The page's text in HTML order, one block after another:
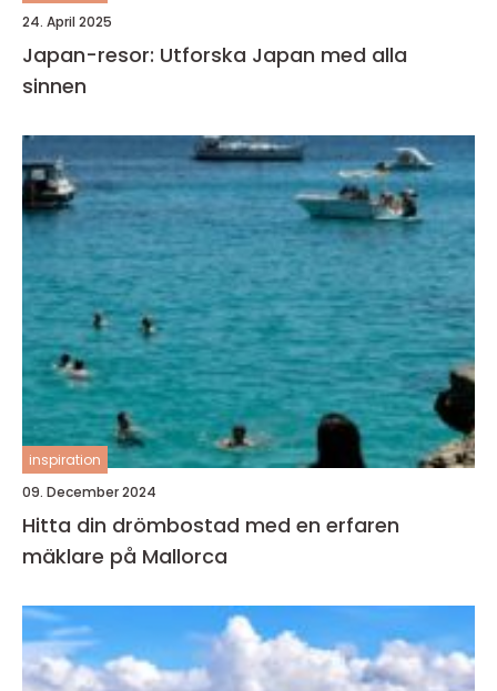
24. April 2025
Japan-resor: Utforska Japan med alla
sinnen
inspiration
09. December 2024
Hitta din drömbostad med en erfaren
mäklare på Mallorca